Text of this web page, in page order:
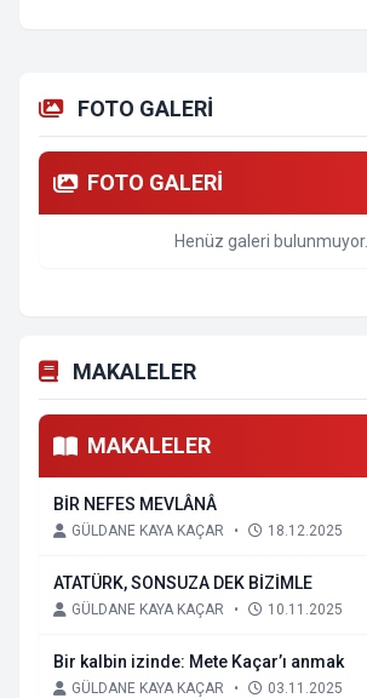
FOTO GALERİ
FOTO GALERİ
Henüz galeri bulunmuyor.
MAKALELER
MAKALELER
BİR NEFES MEVLÂNÂ
GÜLDANE KAYA KAÇAR • 18.12.2025
ATATÜRK, SONSUZA DEK BİZİMLE
GÜLDANE KAYA KAÇAR • 10.11.2025
Bir kalbin izinde: Mete Kaçar’ı anmak
GÜLDANE KAYA KAÇAR • 03.11.2025